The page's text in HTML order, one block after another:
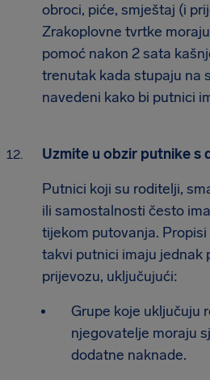
obroci, piće, smještaj (i
Zrakoplovne tvrtke
pomoć nakon 2 sata
trenutak kada stupaju na
navedeni kako bi putnici
Uzmite u obzir putnike s
Putnici koji su roditelji,
ili samostalnosti često
tijekom putovanja.
takvi putnici imaju jednak
prijevozu, uključujući:
Grupe koje uključuju
njegovatelje moraju
dodatne naknade.